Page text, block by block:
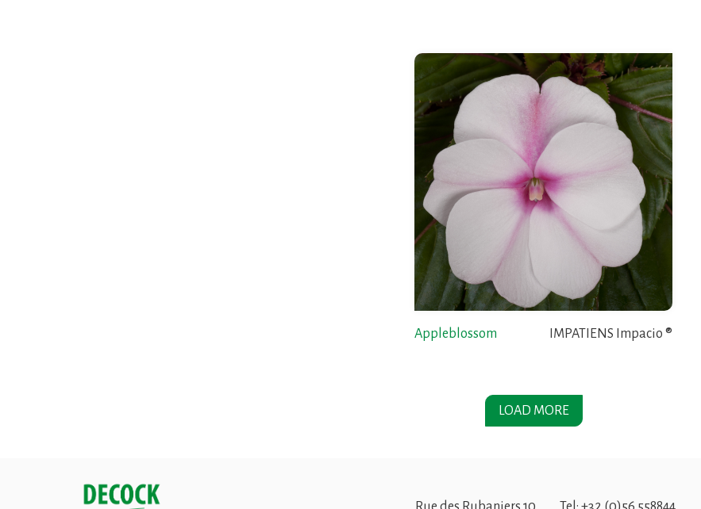
Appleblossom IMPATIENS Impacio ®
LOAD MORE